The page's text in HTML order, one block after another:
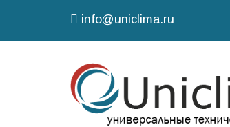
info@uniclima.ru